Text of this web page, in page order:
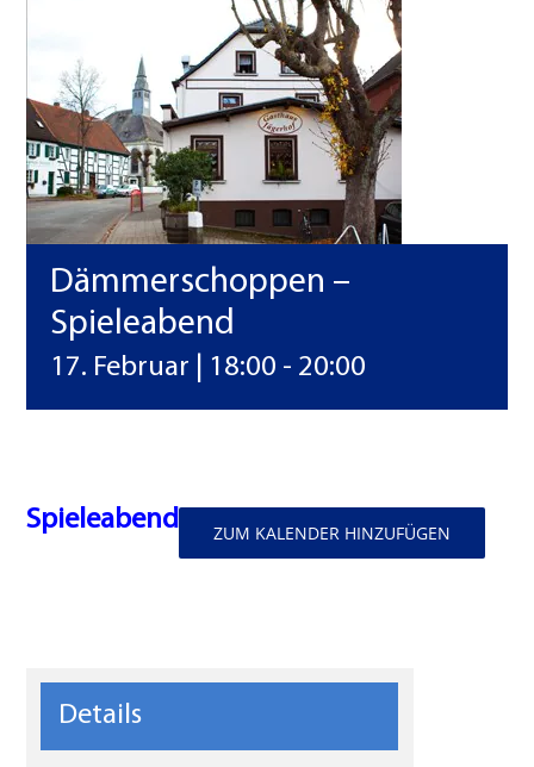
Kontakt
Dämmerschoppen –
Spieleabend
17. Februar | 18:00 - 20:00
Spieleabend ZUM KALENDER HINZUFÜGEN
Details